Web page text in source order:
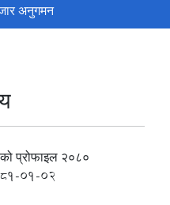
अनुगमन
प्रोफाइल २०८०
01-02